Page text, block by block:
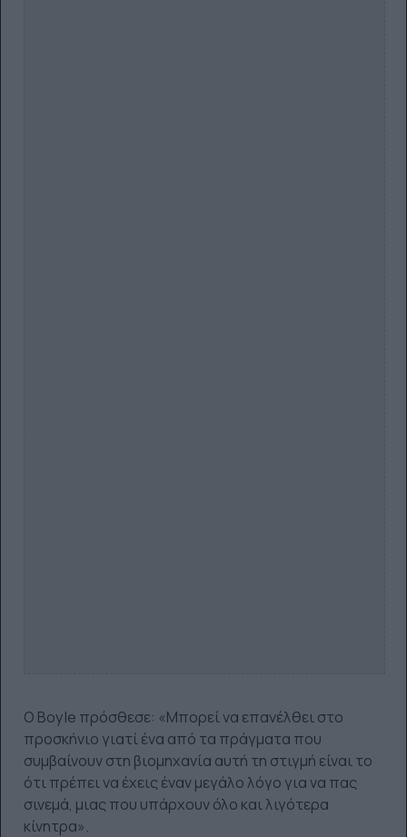
Ο Boyle πρόσθεσε: «Μπορεί να επανέλθει στο
προσκήνιο γιατί ένα από τα πράγματα που
συμβαίνουν στη βιομηχανία αυτή τη στιγμή είναι το
ότι πρέπει να έχεις έναν μεγάλο λόγο για να πας
σινεμά, μιας που υπάρχουν όλο και λιγότερα
κίνητρα».